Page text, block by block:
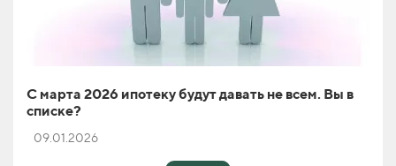
С марта 2026 ипотеку будут давать не всем. Вы в
списке?
09.01.2026